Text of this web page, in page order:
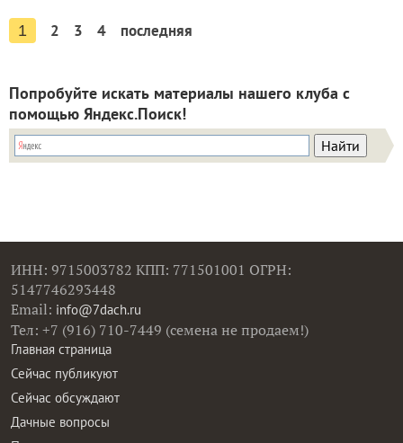
1 2 3 4 последняя
Попробуйте искать материалы нашего клуба с
помощью Яндекс.Поиск!
ИНН: 9715003782 КПП: 771501001 ОГРН:
5147746293448
Email: info@7dach.ru
Тел: +7 (916) 710-7449 (семена не продаем!)
Главная страница
Сейчас публикуют
Сейчас обсуждают
Дачные вопросы